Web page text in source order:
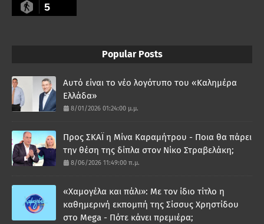
5
Popular Posts
Αυτό είναι το νέο λογότυπο του «Καλημέρα
Ελλάδα»
8/01/2026 01:24:00 μ.μ.
Προς ΣΚΑΪ η Μίνα Καραμήτρου - Ποια θα πάρει
την θέση της δίπλα στον Νίκο Στραβελάκη;
8/06/2026 11:49:00 π.μ.
«Χαμογέλα και πάλι»: Με τον ίδιο τίτλο η
καθημερινή εκπομπή της Σίσσυς Χρηστίδου
στο Mega - Πότε κάνει πρεμιέρα;